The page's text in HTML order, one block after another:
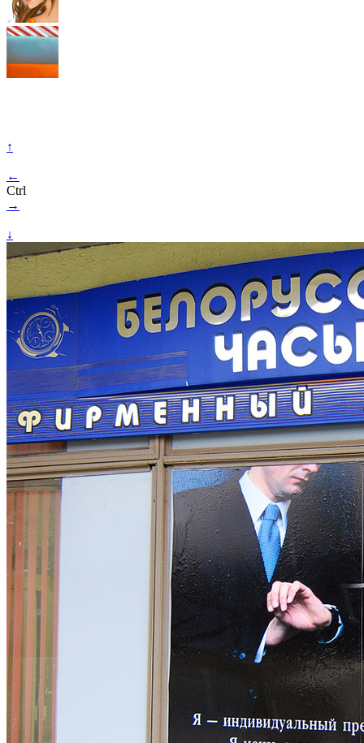
↑
←
Ctrl
→
↓